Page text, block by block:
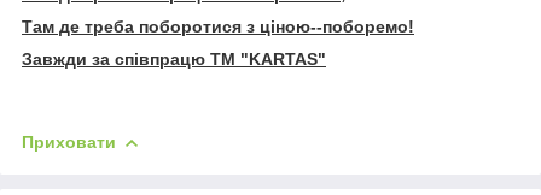
Там де треба поборотися з ціною--поборемо!
Завжди за співпрацю TM "KARTAS"
Приховати